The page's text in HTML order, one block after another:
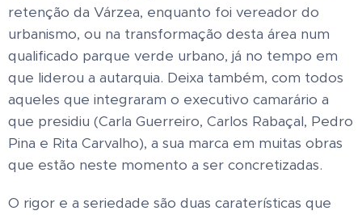
retenção da Várzea, enquanto foi vereador do
urbanismo, ou na transformação desta área num
qualificado parque verde urbano, já no tempo em
que liderou a autarquia. Deixa também, com todos
aqueles que integraram o executivo camarário a
que presidiu (Carla Guerreiro, Carlos Rabaçal, Pedro
Pina e Rita Carvalho), a sua marca em muitas obras
que estão neste momento a ser concretizadas.
O rigor e a seriedade são duas caraterísticas que